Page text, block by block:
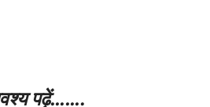
पढ़ें…….